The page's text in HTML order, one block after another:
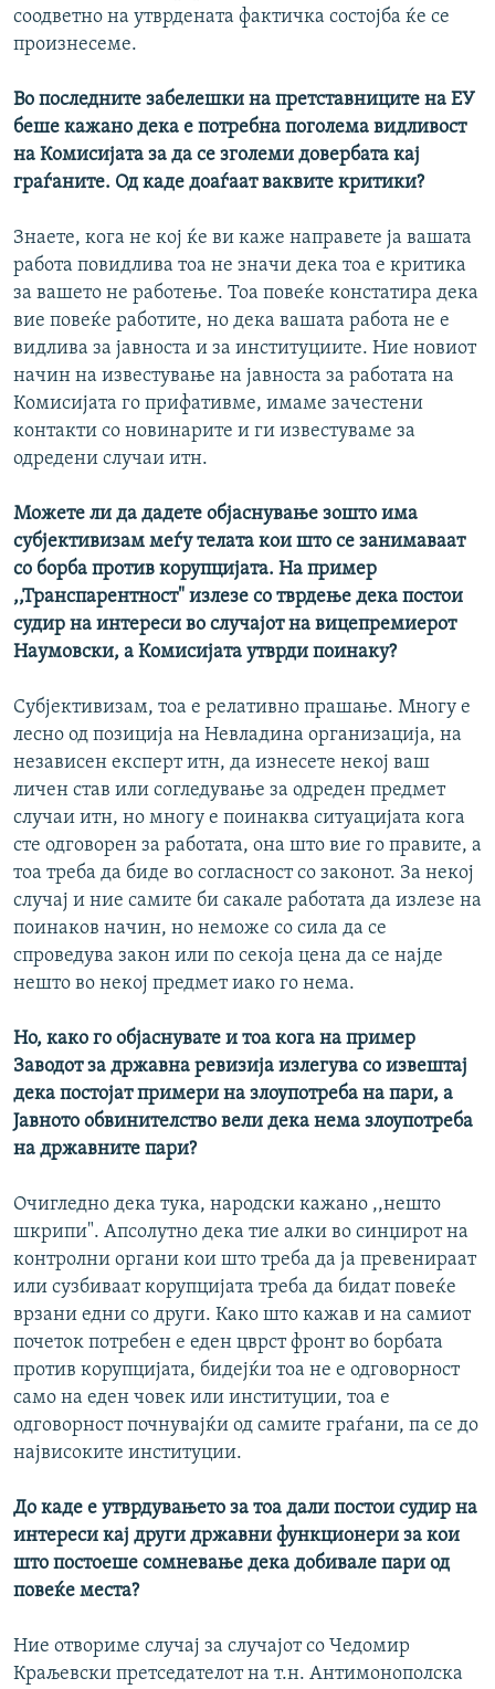
соодветно на утврдената фактичка состојба ќе се
произнесеме.
Во последните забелешки на претставниците на ЕУ
беше кажано дека е потребна поголема видливост
на Комисијата за да се зголеми довербата кај
граѓаните. Од каде доаѓаат ваквите критики?
Знаете, кога не кој ќе ви каже направете ја вашата
работа повидлива тоа не значи дека тоа е критика
за вашето не работење. Тоа повеќе констатира дека
вие повеќе работите, но дека вашата работа не е
видлива за јавноста и за институциите. Ние новиот
начин на известување на јавноста за работата на
Комисијата го прифативме, имаме зачестени
контакти со новинарите и ги известуваме за
одредени случаи итн.
Можете ли да дадете објаснување зошто има
субјективизам меѓу телата кои што се занимаваат
со борба против корупцијата. На пример
,,Транспарентност" излезе со тврдење дека постои
судир на интереси во случајот на вицепремиерот
Наумовски, а Комисијата утврди поинаку?
Субјективизам, тоа е релативно прашање. Многу е
лесно од позиција на Невладина организација, на
независен експерт итн, да изнесете некој ваш
личен став или согледување за одреден предмет
случаи итн, но многу е поинаква ситуацијата кога
сте одговорен за работата, она што вие го правите, а
тоа треба да биде во согласност со законот. За некој
случај и ние самите би сакале работата да излезе на
поинаков начин, но неможе со сила да се
спроведува закон или по секоја цена да се најде
нешто во некој предмет иако го нема.
Но, како го објаснувате и тоа кога на пример
Заводот за државна ревизија излегува со извештај
дека постојат примери на злоупотреба на пари, а
Јавното обвинителство вели дека нема злоупотреба
на државните пари?
Очигледно дека тука, народски кажано ,,нешто
шкрипи". Апсолутно дека тие алки во синџирот на
контролни органи кои што треба да ја превенираат
или сузбиваат корупцијата треба да бидат повеќе
врзани едни со други. Како што кажав и на самиот
почеток потребен е еден цврст фронт во борбата
против корупцијата, бидејќи тоа не е одговорност
само на еден човек или институции, тоа е
одговорност почнувајќи од самите граѓани, па се до
највисоките институции.
До каде е утврдувањето за тоа дали постои судир на
интереси кај други државни функционери за кои
што постоеше сомневање дека добивале пари од
повеќе места?
Ние отвориме случај за случајот со Чедомир
Краљевски претседателот на т.н. Антимонополска